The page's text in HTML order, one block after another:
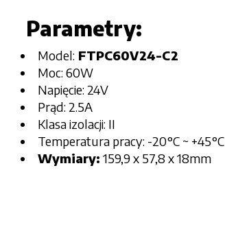
Parametry:
Model: FTPC60V24-C2
Moc: 60W
Napięcie: 24V
Prąd: 2.5A
Klasa izolacji: II
Temperatura pracy: -20°C ~ +45°C
Wymiary: 159,9 x 57,8 x 18mm